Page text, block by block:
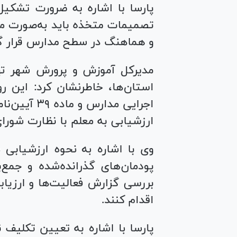
پارسا با اشاره به ضرورت
تصمیمات متخذه باید به‌صورت
و هماهنگ در سطح مدارس قرار
مدیرکل آموزش و پرورش شهر
اجرایی
ارزشیابی به معلم با نظارت
وی با اشاره به نحوه
پودمان‌های گذرانده‌شده و
بررسی گزارش فعالیت‌ها و
اقدام کنند.
پارسا با اشاره به تعیین